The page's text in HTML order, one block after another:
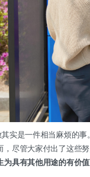
实是一件相当麻烦的
，尽管大家付出了这些
具有其他用途的有价值